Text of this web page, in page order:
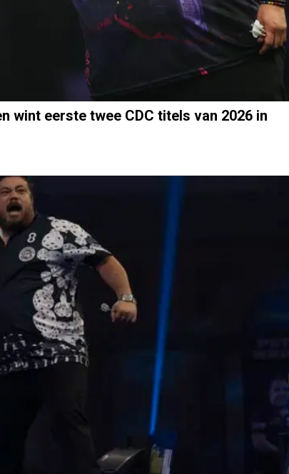
wint eerste twee CDC titels van 2026 in